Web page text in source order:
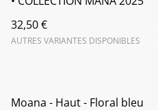
32,50 €
AUTRES VARIANTES DISPONIBLES
Moana - Haut - Floral bleu